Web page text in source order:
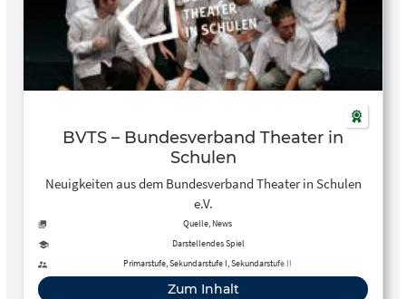
BVTS – Bundesverband Theater in
Schulen
Neuigkeiten aus dem Bundesverband Theater in Schulen
e.V.
Quelle, News
Darstellendes Spiel
Primarstufe, Sekundarstufe I, Sekundarstufe II
Zum Inhalt